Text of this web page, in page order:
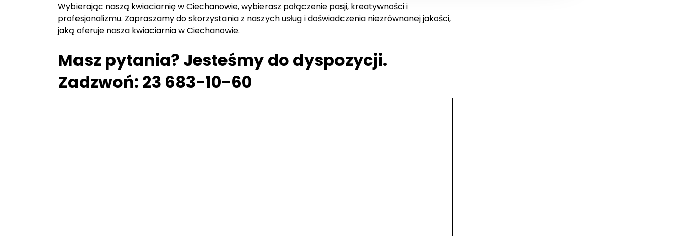
Wybierając naszą kwiaciarnię w Ciechanowie, wybierasz połączenie pasji, kreatywności i
profesjonalizmu. Zapraszamy do skorzystania z naszych usług i doświadczenia niezrównanej jakości,
jaką oferuje nasza kwiaciarnia w Ciechanowie.
Masz pytania? Jesteśmy do dyspozycji.
Zadzwoń: 23 683-10-60